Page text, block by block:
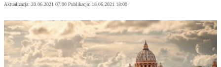
Aktualizacja: 20.06.2021 07:00 Publikacja: 18.06.2021 18:00